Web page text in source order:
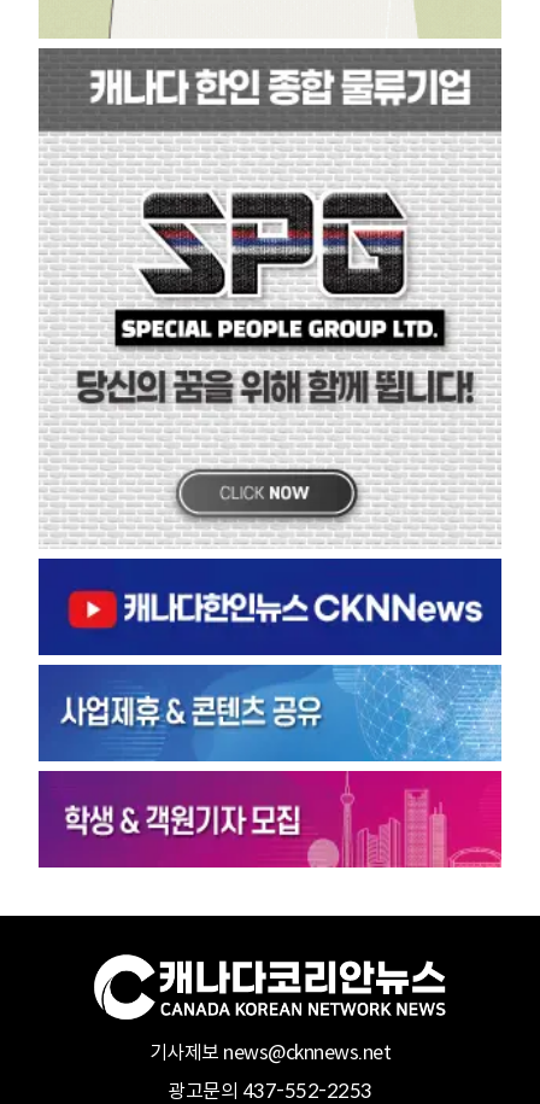
기사제보 news@cknnews.net
광고문의 437-552-2253